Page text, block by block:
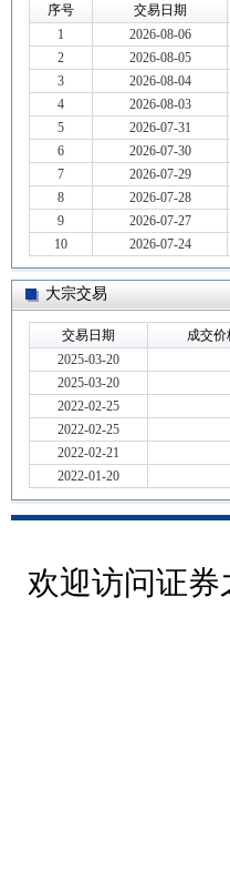
序号 交易日期
1
2026-08-06
2
2026-08-05
3
2026-08-04
4
2026-08-03
5
2026-07-31
6
2026-07-30
7
2026-07-29
8
2026-07-28
9
2026-07-27
10
2026-07-24
大宗交易
交易日期 成交
2025-03-20
2025-03-20
2022-02-25
2022-02-25
2022-02-21
2022-01-20
欢迎访问证券